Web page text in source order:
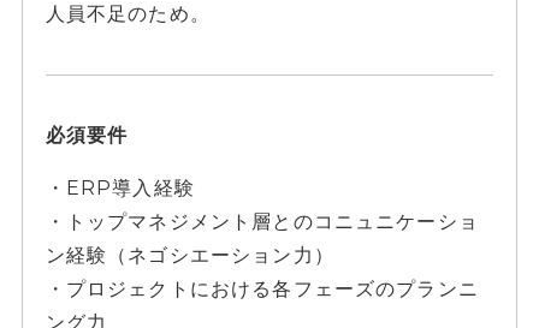
人員不足のため。
必須要件
・ERP導入経験
・トップマネジメント層とのコニュニケーショ
ン経験（ネゴシエーション力）
・プロジェクトにおける各フェーズのプランニ
ング力